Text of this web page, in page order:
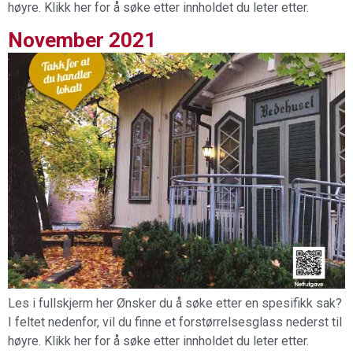
høyre. Klikk her for å søke etter innholdet du leter etter.
November 2021
Les i fullskjerm her Ønsker du å søke etter en spesifikk sak?
I feltet nedenfor, vil du finne et forstørrelsesglass nederst til
høyre. Klikk her for å søke etter innholdet du leter etter.